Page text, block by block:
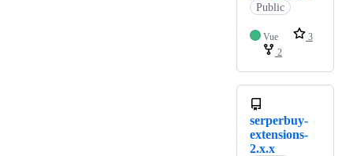
Public
Vue
3
2
serperbuy-
extensions-
2.x.x